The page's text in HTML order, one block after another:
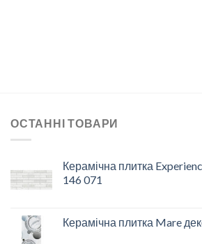
ОСТАННІ ТОВАРИ
Керамічна плитка
146 071
Керамічна плитка Mare